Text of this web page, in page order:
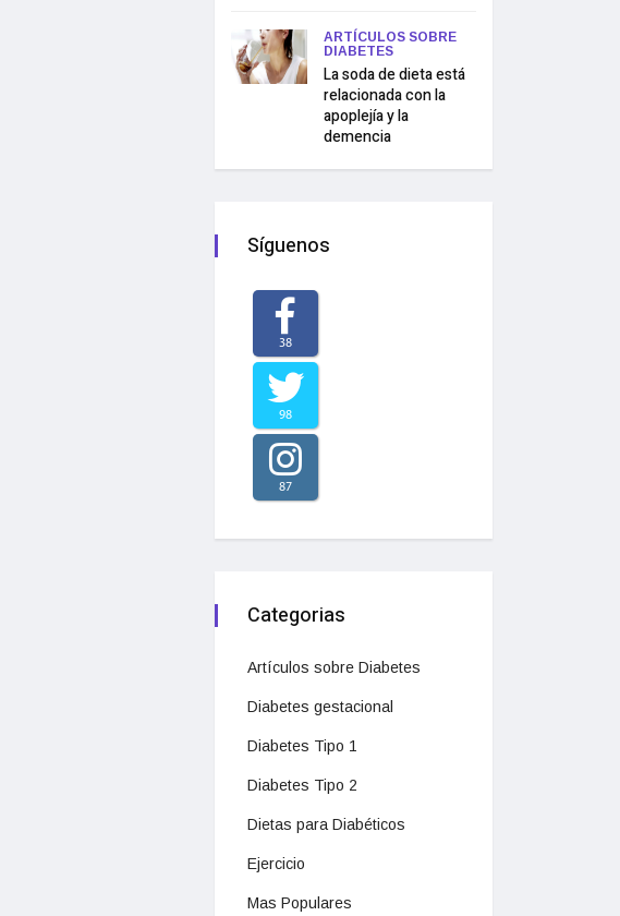
ARTÍCULOS SOBRE
DIABETES
La soda de dieta está
relacionada con la
apoplejía y la
demencia
Síguenos
38
98
87
Categorias
Artículos sobre Diabetes
Diabetes gestacional
Diabetes Tipo 1
Diabetes Tipo 2
Dietas para Diabéticos
Ejercicio
Mas Populares